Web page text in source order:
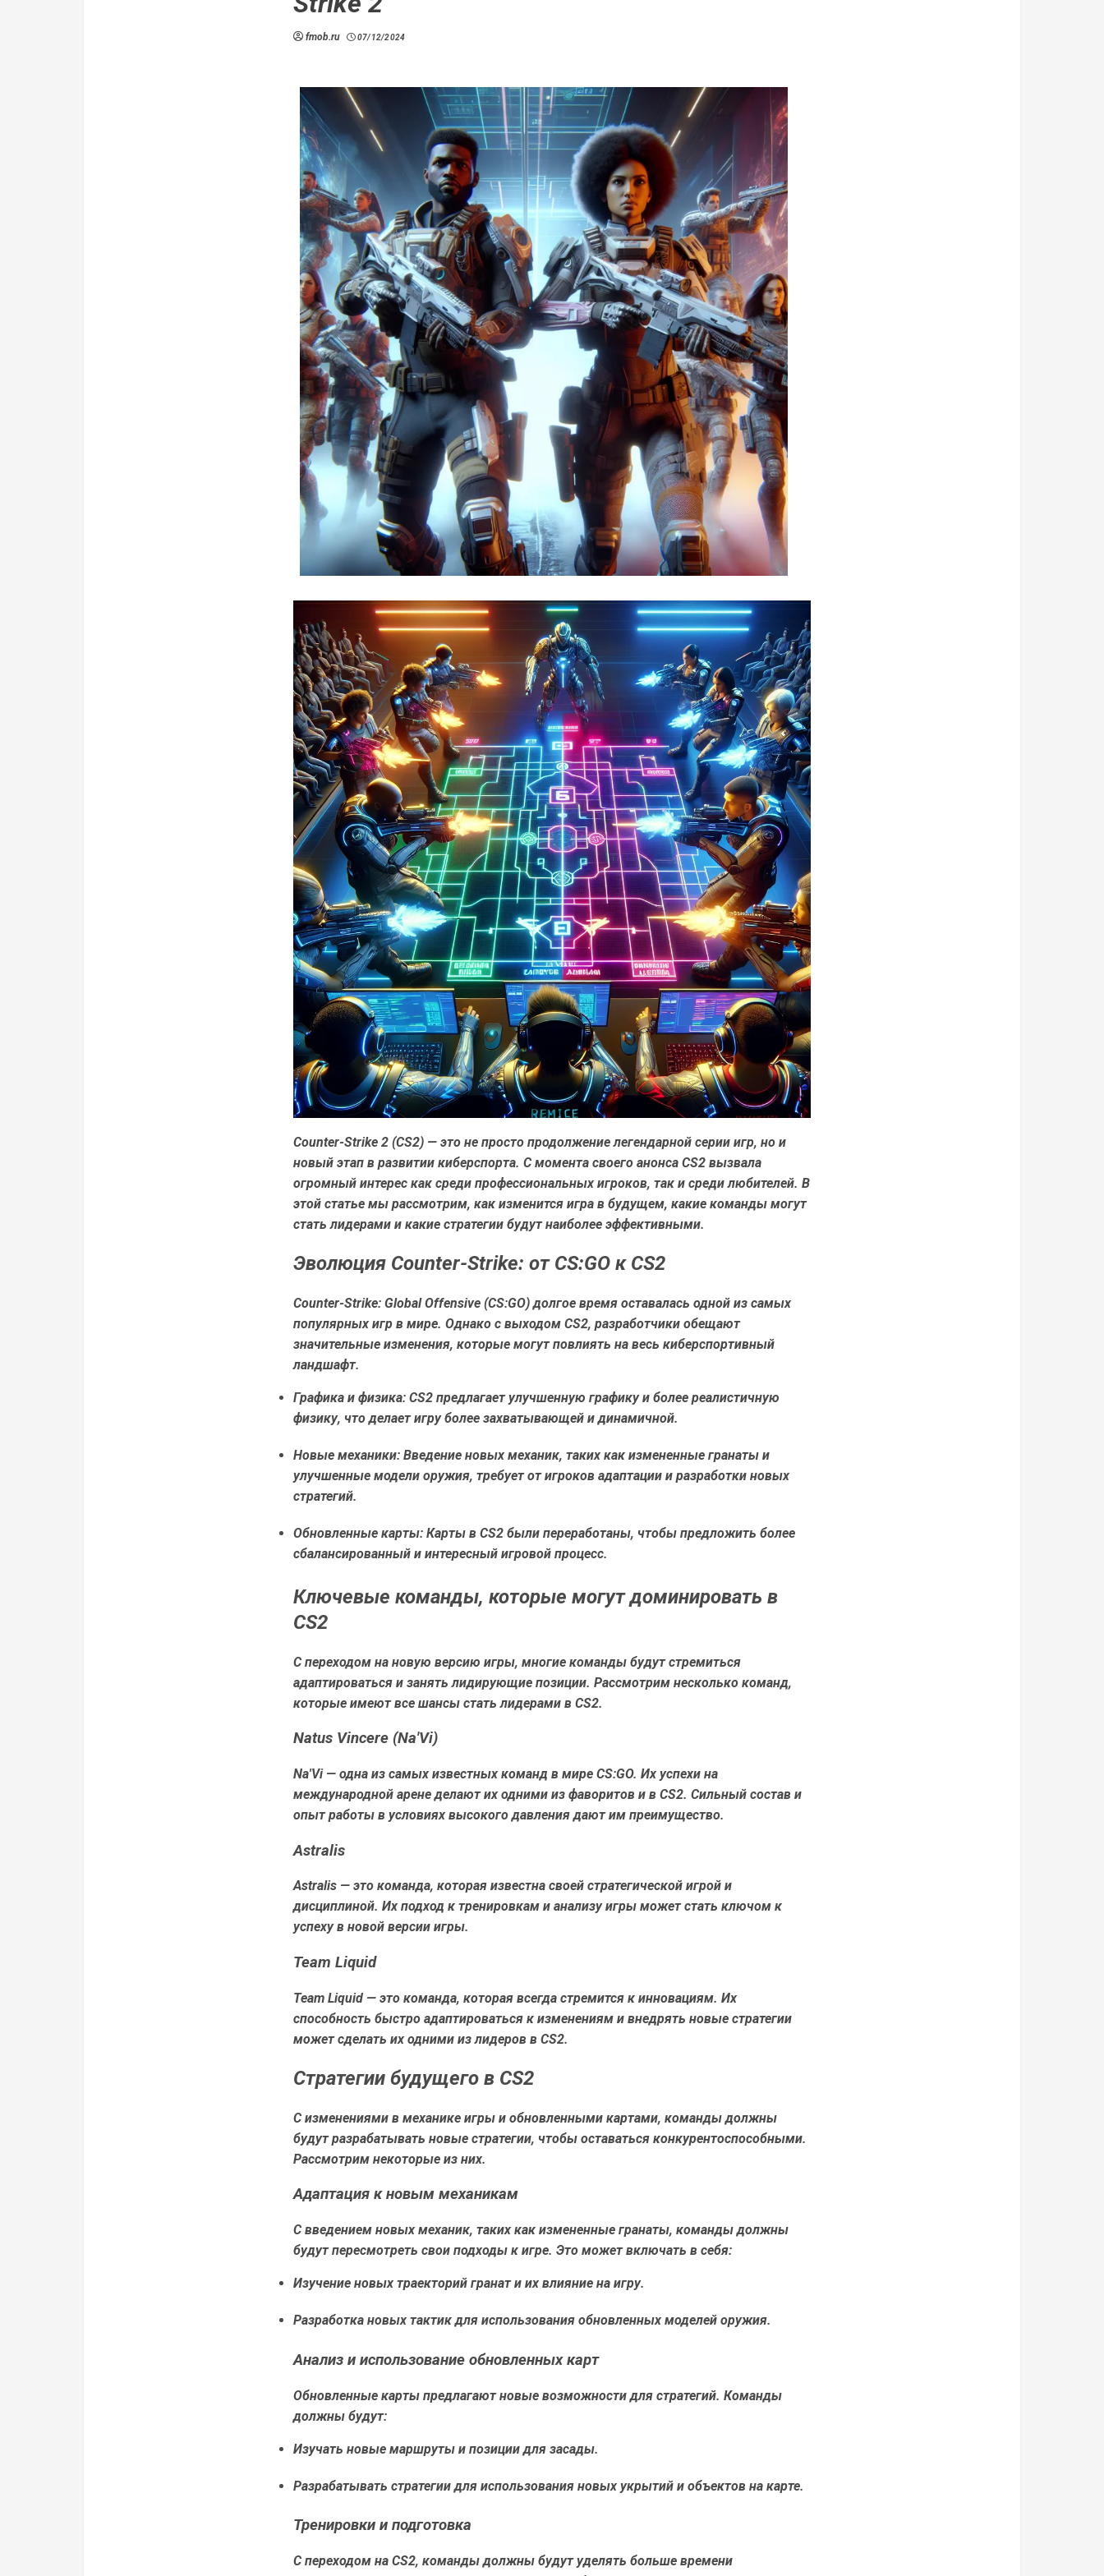
fmob.ru 07/12/2024
Counter-Strike 2 (CS2) — это не просто продолжение легендарной серии игр, но и
новый этап в развитии киберспорта. С момента своего анонса CS2 вызвала
огромный интерес как среди профессиональных игроков, так и среди любителей. В
этой статье мы рассмотрим, как изменится игра в будущем, какие команды могут
стать лидерами и какие стратегии будут наиболее эффективными.
Эволюция Counter-Strike: от CS:GO к CS2
Counter-Strike: Global Offensive (CS:GO) долгое время оставалась одной из самых
популярных игр в мире. Однако с выходом CS2, разработчики обещают
значительные изменения, которые могут повлиять на весь киберспортивный
ландшафт.
Графика и физика: CS2 предлагает улучшенную графику и более реалистичную
физику, что делает игру более захватывающей и динамичной.
Новые механики: Введение новых механик, таких как измененные гранаты и
улучшенные модели оружия, требует от игроков адаптации и разработки новых
стратегий.
Обновленные карты: Карты в CS2 были переработаны, чтобы предложить более
сбалансированный и интересный игровой процесс.
Ключевые команды, которые могут доминировать в
CS2
С переходом на новую версию игры, многие команды будут стремиться
адаптироваться и занять лидирующие позиции. Рассмотрим несколько команд,
которые имеют все шансы стать лидерами в CS2.
Natus Vincere (Na'Vi)
Na'Vi — одна из самых известных команд в мире CS:GO. Их успехи на
международной арене делают их одними из фаворитов и в CS2. Сильный состав и
опыт работы в условиях высокого давления дают им преимущество.
Astralis
Astralis — это команда, которая известна своей стратегической игрой и
дисциплиной. Их подход к тренировкам и анализу игры может стать ключом к
успеху в новой версии игры.
Team Liquid
Team Liquid — это команда, которая всегда стремится к инновациям. Их
способность быстро адаптироваться к изменениям и внедрять новые стратегии
может сделать их одними из лидеров в CS2.
Стратегии будущего в CS2
С изменениями в механике игры и обновленными картами, команды должны
будут разрабатывать новые стратегии, чтобы оставаться конкурентоспособными.
Рассмотрим некоторые из них.
Адаптация к новым механикам
С введением новых механик, таких как измененные гранаты, команды должны
будут пересмотреть свои подходы к игре. Это может включать в себя:
Изучение новых траекторий гранат и их влияние на игру.
Разработка новых тактик для использования обновленных моделей оружия.
Анализ и использование обновленных карт
Обновленные карты предлагают новые возможности для стратегий. Команды
должны будут:
Изучать новые маршруты и позиции для засады.
Разрабатывать стратегии для использования новых укрытий и объектов на карте.
Тренировки и подготовка
С переходом на CS2, команды должны будут уделять больше времени